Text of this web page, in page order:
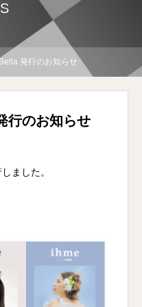
発行のお知らせ
行のお知らせ
ました。